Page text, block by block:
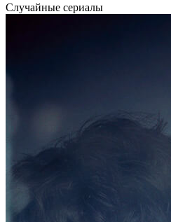
Случайные сериалы